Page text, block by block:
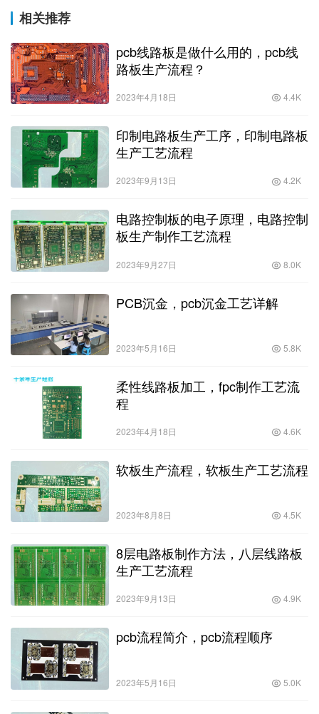
相关推荐
pcb线路板是做什么用的，pcb线
路板生产流程？
2023年4月18日 4.4K
印制电路板生产工序，印制电路板
生产工艺流程
2023年9月13日 4.2K
电路控制板的电子原理，电路控制
板生产制作工艺流程
2023年9月27日 8.0K
PCB沉金，pcb沉金工艺详解
2023年5月16日 5.8K
柔性线路板加工，fpc制作工艺流
程
2023年4月18日 4.6K
软板生产流程，软板生产工艺流程
2023年8月8日 4.5K
8层电路板制作方法，八层线路板
生产工艺流程
2023年9月13日 4.9K
pcb流程简介，pcb流程顺序
2023年5月16日 5.0K